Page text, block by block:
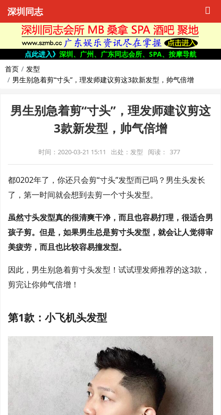
深圳同志
点此进入》 深圳、广州、广东同志会所、SPA、按摩导航
首页
发型
男生别急着剪“寸头”，理发师建议剪这3款新发型，帅气倍增
男生别急着剪“寸头”，理发师建议剪这
3款新发型，帅气倍增
时间：2020-03-21 15:11 出处：发型 阅读： 377
都0202年了，你还只会剪“寸头”发型而已吗？男生头发长
了，第一时间就会想到去剪一个寸头发型。
虽然寸头发型真的很清爽干净，而且也容易打理，很适合男
孩子剪。但是，如果男生总是剪寸头发型，就会让人觉得审
美疲劳，而且也比较容易撞发型。
因此，男生别急着剪寸头发型！试试理发师推荐的这3款，
剪完让你帅气倍增！
第1款：小飞机头发型